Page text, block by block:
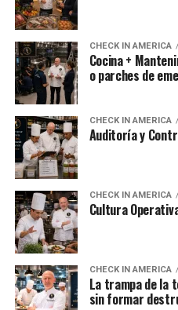
CHECK IN AMERICA
Cocina +
o parches de
CHECK IN AMERICA
Auditoría y
CHECK IN AMERICA
Cultura
CHECK IN AMERICA
La trampa de la
sin formar